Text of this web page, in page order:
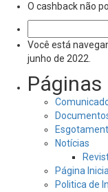
O cashback não
por:
Você está
junho de 2022.
Páginas
Notícias
Página Inicial
Politica de